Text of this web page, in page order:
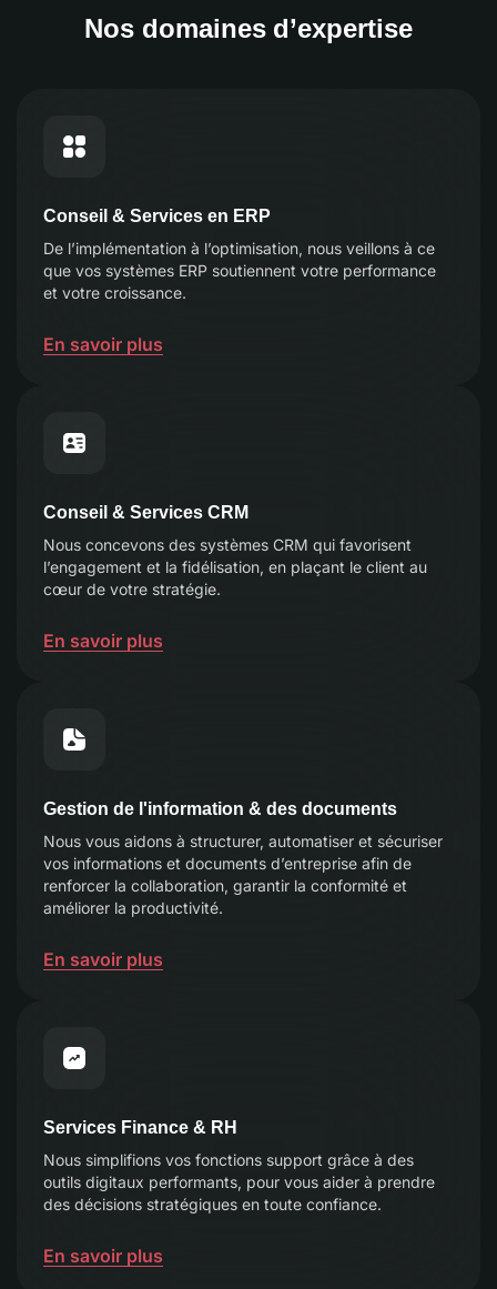
Nos domaines d’expertise
Conseil & Services en ERP
De l’implémentation à l’optimisation, nous veillons à ce
que vos systèmes ERP soutiennent votre performance
et votre croissance.
En savoir plus
Conseil & Services CRM
Nous concevons des systèmes CRM qui favorisent
l’engagement et la fidélisation, en plaçant le client au
cœur de votre stratégie.
En savoir plus
Gestion de l'information & des documents
Nous vous aidons à structurer, automatiser et sécuriser
vos informations et documents d’entreprise afin de
renforcer la collaboration, garantir la conformité et
améliorer la productivité.
En savoir plus
Services Finance & RH
Nous simplifions vos fonctions support grâce à des
outils digitaux performants, pour vous aider à prendre
des décisions stratégiques en toute confiance.
En savoir plus